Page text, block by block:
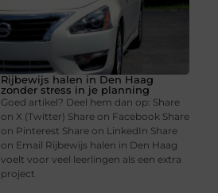
Rijbewijs halen in Den Haag
zonder stress in je planning
Goed artikel? Deel hem dan op: Share
on X (Twitter) Share on Facebook Share
on Pinterest Share on LinkedIn Share
on Email Rijbewijs halen in Den Haag
voelt voor veel leerlingen als een extra
project